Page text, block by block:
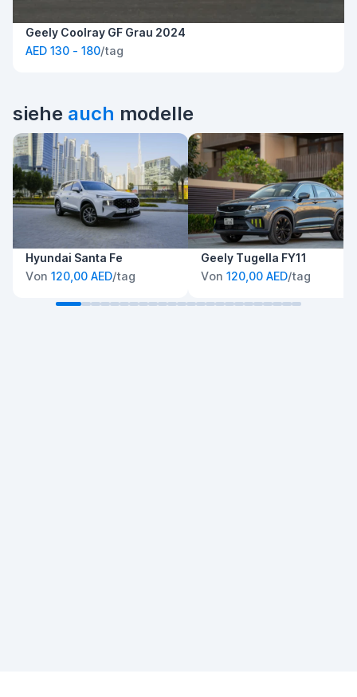
Geely Coolray GF Grau 2024
AED 130 - 180/tag
siehe auch modelle
Hyundai Santa Fe
Von 120,00 AED/tag
Geely Tugella FY11
Von 120,00 AED/tag